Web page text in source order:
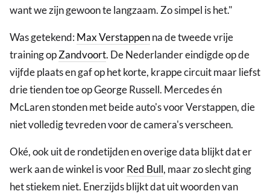
want we zijn gewoon te langzaam. Zo simpel is het."
Was getekend: Max Verstappenna de tweede vrije
training opZandvoort. De Nederlander eindigde op de
vijfde plaats en gaf op het korte, krappe circuit maar liefst
drie tienden toe op George Russell. Mercedes én
McLaren stonden met beide auto's voor Verstappen, die
niet volledig tevreden voor de camera's verscheen.
Oké, ook uit de rondetijden en overige data blijkt dat er
werk aan de winkel is voorRed Bull, maar zo slecht ging
het stiekem niet. Enerzijds blijkt dat uit woorden van